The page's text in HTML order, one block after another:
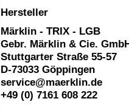
Hersteller
Märklin - TRIX - LGB
Gebr. Märklin & Cie.
Stuttgarter Straße 55-57
D-73033 Göppingen
service@maerklin.de
+49 (0) 7161 608 222